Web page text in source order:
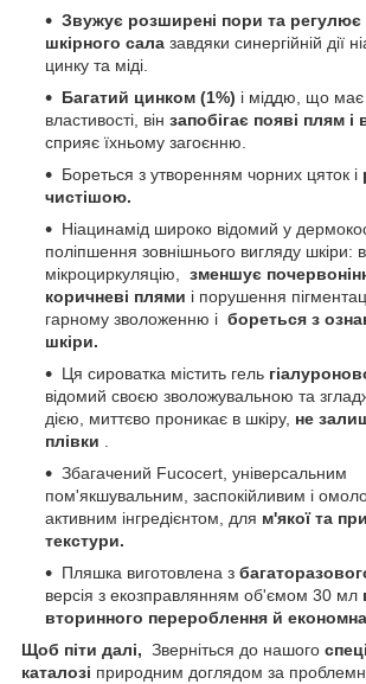
Звужує розширені пори та регулює
шкірного сала завдяки синергійній дії
цинку та міді.
Багатий цинком (1%) і міддю, що має
властивості, він запобігає появі плям і
сприяє їхньому загоєнню.
Бореться з утворенням чорних цяток і
чистішою.
Ніацинамід широко відомий у
поліпшення зовнішнього вигляду шкіри:
мікроциркуляцію, зменшує
коричневі плями і порушення
гарному зволоженню і бореться з
шкіри.
Ця сироватка містить гель
відомий своєю зволожувальною та
дією, миттєво проникає в шкіру, не
плівки .
Збагачений Fucocert, універсальним
пом'якшувальним, заспокійливим і
активним інгредієнтом, для м'якої та
текстури.
Пляшка виготовлена з
версія з екозправлянням об'ємом 30 мл
вторинного перероблення й
Щоб піти далі, Зверніться до нашого
каталозі природним доглядом за